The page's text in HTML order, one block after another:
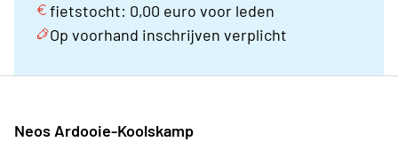
fietstocht: 0,00 euro voor leden
Op voorhand inschrijven verplicht
Neos Ardooie-Koolskamp